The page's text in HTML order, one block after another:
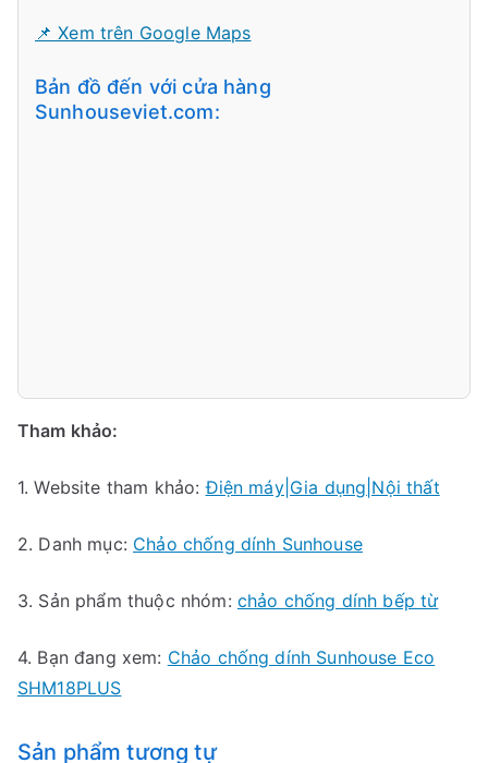
📌 Xem trên Google Maps
Bản đồ đến với cửa hàng
Sunhouseviet.com:
Tham khảo:
1. Website tham khảo:Điện máy|Gia dụng|Nội thất
2. Danh mục: Chảo chống dính Sunhouse
3. Sản phẩm thuộc nhóm: chảo chống dính bếp từ
4. Bạn đang xem: Chảo chống dính Sunhouse Eco
SHM18PLUS
Sản phẩm tương tự